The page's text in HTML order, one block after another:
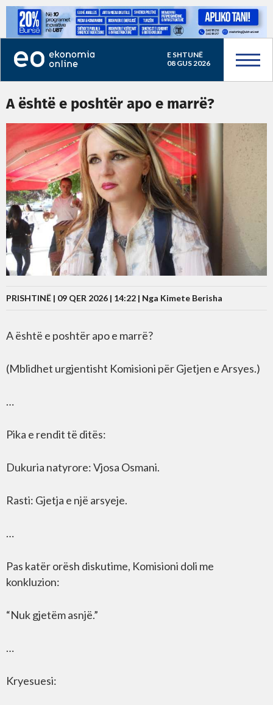
E SHTUNË
08 GUS 2026
A është e poshtër apo e marrë?
PRISHTINË | 09 QER 2026 | 14:22 | Nga Kimete Berisha
A është e poshtër apo e marrë?
(Mblidhet urgjentisht Komisioni për Gjetjen e Arsyes.)
…
Pika e rendit të ditës:
Dukuria natyrore: Vjosa Osmani.
Rasti: Gjetja e një arsyeje.
…
Pas katër orësh diskutime, Komisioni doli me
konkluzion:
“Nuk gjetëm asnjë.”
…
Kryesuesi: